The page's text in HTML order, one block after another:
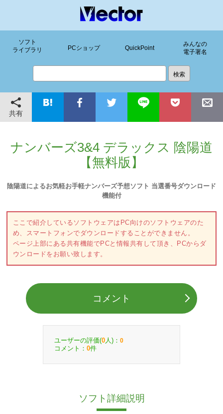
ソフト
ライブラリ
PCショップ QuickPoint
みんなの
電子署名
共有
ナンバーズ3&4 デラックス 陰陽道
【無料版】
陰陽道によるお気軽お手軽ナンバーズ予想ソフト 当選番号ダウンロード
機能付
ここで紹介しているソフトウェアはPC向けのソフトウェアのた
め、スマートフォンでダウンロードすることができません。
ページ上部にある共有機能でPCと情報共有して頂き、PCからダ
ウンロードをお願い致します。
コメント
ユーザーの評価(0 人)： 0
コメント： 0件
ソフト詳細説明